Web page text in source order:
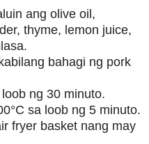
ang olive oil,
thyme, lemon juice,
bahagi ng pork
ng 30 minuto.
sa loob ng 5 minuto.
fryer basket nang may